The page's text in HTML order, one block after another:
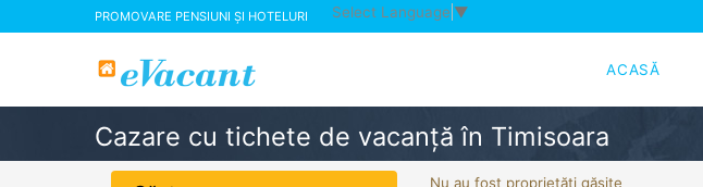
PROMOVARE PENSIUNI ȘI HOTELURI Select Language ▼
ACASĂ
Cazare cu tichete de vacanță în Timisoara
Nu au fost proprietăți găsite